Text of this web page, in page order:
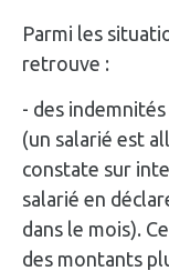
Parmi les
retrouve :
- des
(un salarié est
constate sur
salarié en
dans le mois).
des montants